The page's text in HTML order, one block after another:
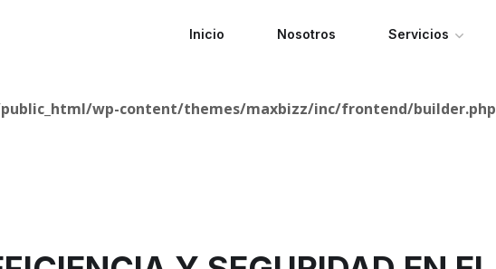
Inicio Nosotros Servicios
wp-content/themes/maxbizz/inc/frontend/builder.php